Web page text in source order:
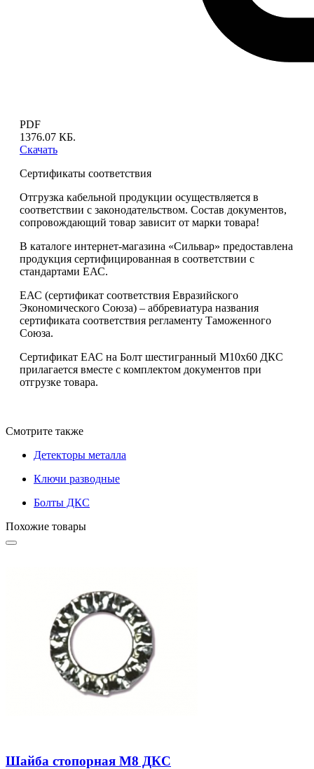
PDF
1376.07 КБ.
Скачать
Сертификаты соответствия
Отгрузка кабельной продукции осуществляется в
соответствии с законодательством. Состав документов,
сопровождающий товар зависит от марки товара!
В каталоге интернет-магазина «Сильвар» предоставлена
продукция сертифицированная в соответствии с
стандартами ЕАС.
ЕАС (сертификат соответствия Евразийского
Экономического Союза) – аббревиатура названия
сертификата соответствия регламенту Таможенного
Союза.
Сертификат ЕАС на Болт шестигранный М10х60 ДКС
прилагается вместе с комплектом документов при
отгрузке товара.
Смотрите также
Детекторы металла
Ключи разводные
Болты ДКС
Похожие товары
Шайба стопорная М8 ДКС